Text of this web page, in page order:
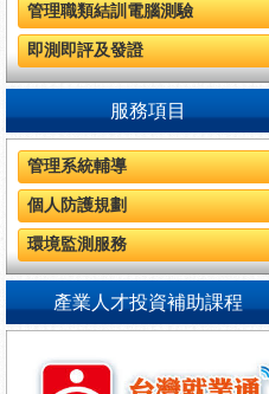
管理職類結訓電腦測驗
即測即評及發證
服務項目
管理系統輔導
個人防護規劃
環境監測服務
產業人才投資補助課程